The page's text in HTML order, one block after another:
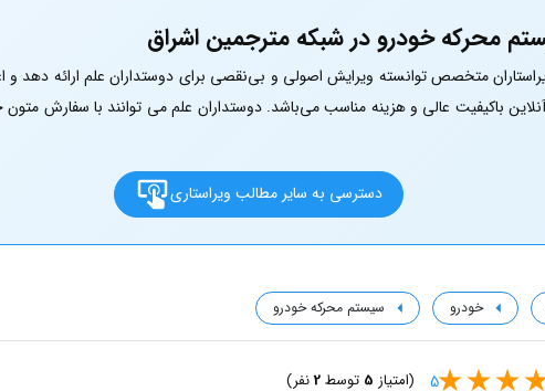
محرکه خودرو در شبکه مترجمین اشراق
متخصص توانسته ویرایش اصولی و بی‌نقصی برای دوستداران علم ارائه دهد و
باکیفیت عالی و هزینه مناسب می‌باشد. دوستداران علم می توانند با سفارش متون
دسترسی به سایر مطالب ویراستاری
خودرو سیستم محرکه خودرو
5 (امتیاز 5 توسط2نفر)